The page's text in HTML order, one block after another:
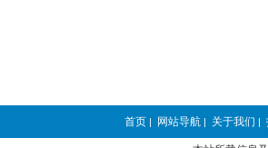
首页 | 网站导航 | 关于我们 |